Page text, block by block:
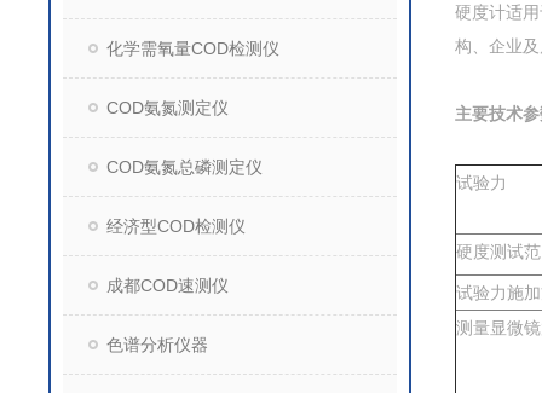
化学需氧量COD检测仪
COD氨氮测定仪
COD氨氮总磷测定仪
经济型COD检测仪
成都COD速测仪
色谱分析仪器
硬度计适
构、企业
主要技术
试验力
硬度测试
试验力施
测量显微